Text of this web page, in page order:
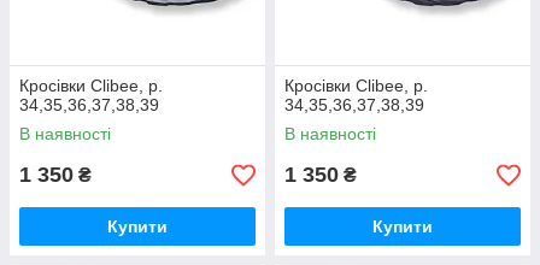
Кросівки Clibee, р.
34,35,36,37,38,39
В наявності
1 350 ₴
Купити
Кросівки Clibee, р.
34,35,36,37,38,39
В наявності
1 350 ₴
Купити